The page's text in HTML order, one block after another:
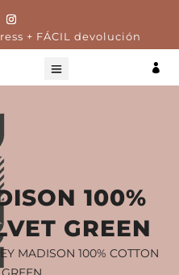
+ FÁCIL devolución

100%
GREEN
MADISON 100% COTTON